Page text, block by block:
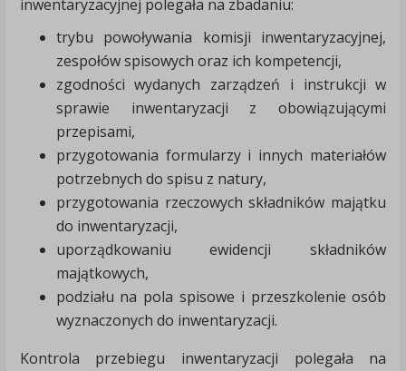
inwentaryzacyjnej polegała na zbadaniu:
trybu powoływania komisji inwentaryzacyjnej,
zespołów spisowych oraz ich kompetencji,
zgodności wydanych zarządzeń i instrukcji w
sprawie inwentaryzacji z obowiązującymi
przepisami,
przygotowania formularzy i innych materiałów
potrzebnych do spisu z natury,
przygotowania rzeczowych składników majątku
do inwentaryzacji,
uporządkowaniu ewidencji składników
majątkowych,
podziału na pola spisowe i przeszkolenie osób
wyznaczonych do inwentaryzacji.
Kontrola przebiegu inwentaryzacji polegała na